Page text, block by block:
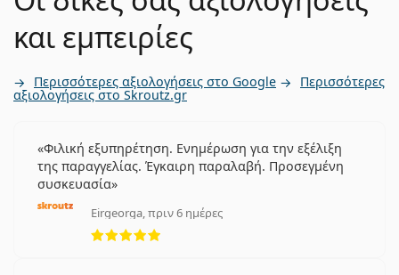
και εμπειρίες
Περισσότερες αξιολογήσεις στο Google Περισσότερες
αξιολογήσεις στο Skroutz.gr
Φιλική εξυπηρέτηση. Ενημέρωση για την εξέλιξη
της παραγγελίας. Έγκαιρη παραλαβή. Προσεγμένη
συσκευασία
Eirgeorga, πριν 6 ημέρες
5 αξιολογήσεις από 5